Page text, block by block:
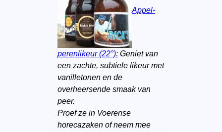
Appel-
perenlikeur (22°):Geniet van
een zachte, subtiele likeur met
vanilletonen en de
overheersende smaak van
peer.
Proef ze in Voerense
horecazaken of neem mee